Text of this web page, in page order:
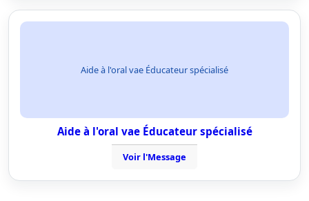
Aide à l'oral vae Éducateur spécialisé
Aide à l'oral vae Éducateur spécialisé
Voir l'Message